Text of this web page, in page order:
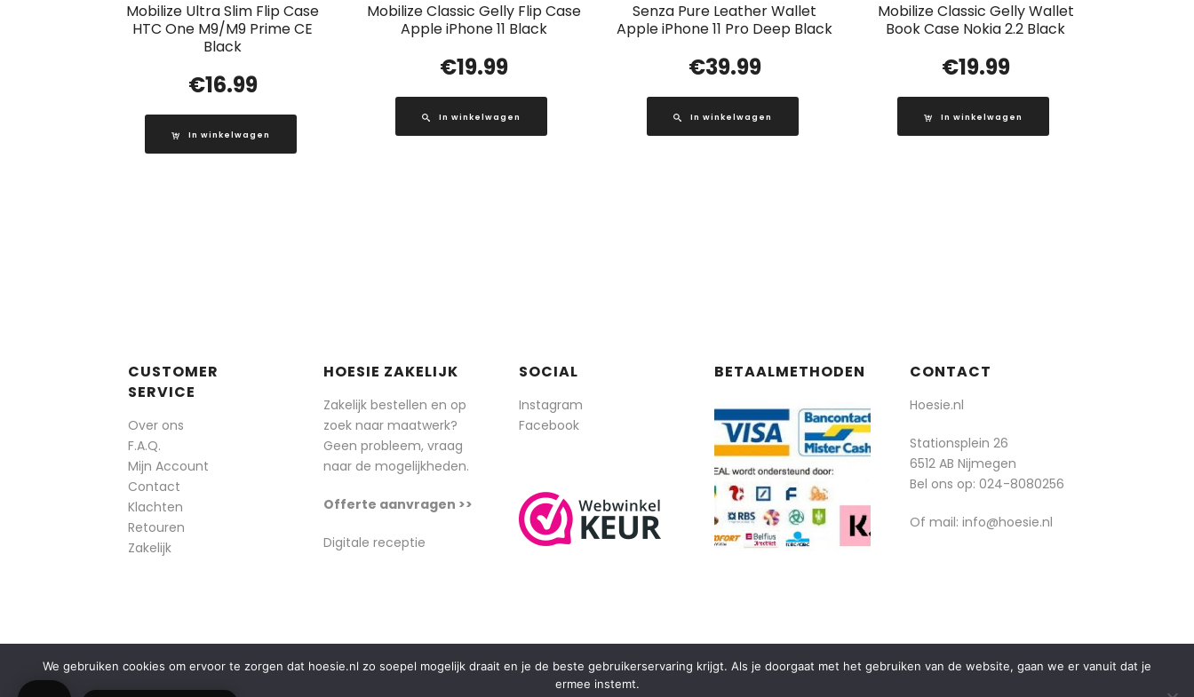
Mobilize Ultra Slim Flip Case
HTC One M9/M9 Prime CE
Black
€16.99
In winkelwagen
Mobilize Classic Gelly Flip Case
Apple iPhone 11 Black
€19.99
In winkelwagen
Senza Pure Leather Wallet
Apple iPhone 11 Pro Deep Black
€39.99
In winkelwagen
Mobilize Classic Gelly Wallet
Book Case Nokia 2.2 Black
€19.99
In winkelwagen
CUSTOMER
SERVICE
Over ons
F.A.Q.
Mijn Account
Contact
Klachten
Retouren
Zakelijk
HOESIE ZAKELIJK
Zakelijk bestellen en op
zoek naar maatwerk?
Geen probleem, vraag
naar de mogelijkheden.
Offerte aanvragen >>
Digitale receptie
SOCIAL
Instagram
Facebook
BETAALMETHODEN CONTACT
Hoesie.nl
Stationsplein 26
6512 AB Nijmegen
Bel ons op: 024-8080256
Of mail: info@hoesie.nl
We gebruiken cookies om ervoor te zorgen dat hoesie.nl zo soepel mogelijk draait en je de beste gebruikerservaring krijgt. Als je doorgaat met het gebruiken van de website, gaan we er vanuit dat je
ermee instemt.